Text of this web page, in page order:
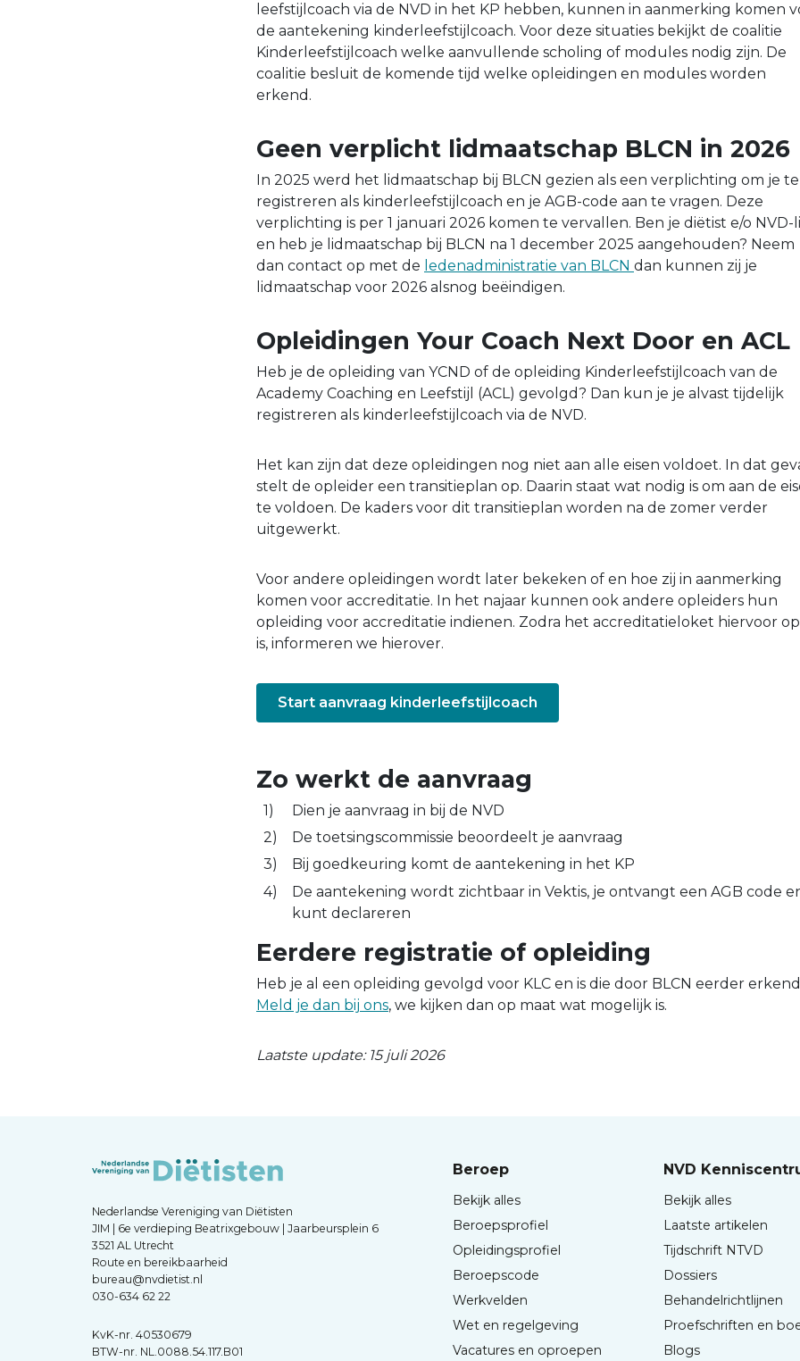
leefstijlcoach via de NVD in het KP hebben, kunnen in aanmerking komen
de aantekening kinderleefstijlcoach. Voor deze situaties bekijkt de coalitie
Kinderleefstijlcoach welke aanvullende scholing of modules nodig zijn. De
coalitie besluit de komende tijd welke opleidingen en modules worden
erkend.
Geen verplicht lidmaatschap BLCN in 2026
In 2025 werd het lidmaatschap bij BLCN gezien als een verplichting om je te
registreren als kinderleefstijlcoach en je AGB-code aan te vragen. Deze
verplichting is per 1 januari 2026 komen te vervallen. Ben je diëtist e/o NVD-
en heb je lidmaatschap bij BLCN na 1 december 2025 aangehouden? Neem
dan contact op met de ledenadministratie van BLCN dan kunnen zij je
lidmaatschap voor 2026 alsnog beëindigen.
Opleidingen Your Coach Next Door en ACL
Heb je de opleiding van YCND of de opleiding Kinderleefstijlcoach van de
Academy Coaching en Leefstijl (ACL) gevolgd? Dan kun je je alvast tijdelijk
registreren als kinderleefstijlcoach via de NVD.
Het kan zijn dat deze opleidingen nog niet aan alle eisen voldoet. In dat
stelt de opleider een transitieplan op. Daarin staat wat nodig is om aan de
te voldoen. De kaders voor dit transitieplan worden na de zomer verder
uitgewerkt.
Voor andere opleidingen wordt later bekeken of en hoe zij in aanmerking
komen voor accreditatie. In het najaar kunnen ook andere opleiders hun
opleiding voor accreditatie indienen. Zodra het accreditatieloket hiervoor
is, informeren we hierover.
Start aanvraag kinderleefstijlcoach
Zo werkt de aanvraag
Dien je aanvraag in bij de NVD
De toetsingscommissie beoordeelt je aanvraag
Bij goedkeuring komt de aantekening in het KP
De aantekening wordt zichtbaar in Vektis, je ontvangt een AGB code
kunt declareren
Eerdere registratie of opleiding
Heb je al een opleiding gevolgd voor KLC en is die door BLCN eerder
Meld je dan bij ons, we kijken dan op maat wat mogelijk is.
Laatste update: 15 juli 2026
Nederlandse Vereniging van Diëtisten
JIM | 6e verdieping Beatrixgebouw | Jaarbeursplein 6
3521 AL Utrecht
Route en bereikbaarheid
bureau@nvdietist.nl
030-634 62 22
KvK-nr. 40530679
BTW-nr. NL.0088.54.117.B01
Beroep
Bekijk alles
Beroepsprofiel
Opleidingsprofiel
Beroepscode
Werkvelden
Wet en regelgeving
Vacatures en oproepen
NVD
Bekijk alles
Laatste artikelen
Tijdschrift NTVD
Dossiers
Behandelrichtlijnen
Proefschriften en
Blogs